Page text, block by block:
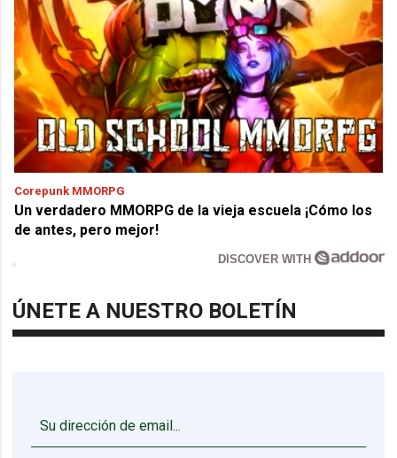
Corepunk MMORPG
Un verdadero MMORPG de la vieja escuela ¡Cómo los
de antes, pero mejor!
DISCOVER WITH
ÚNETE A NUESTRO BOLETÍN